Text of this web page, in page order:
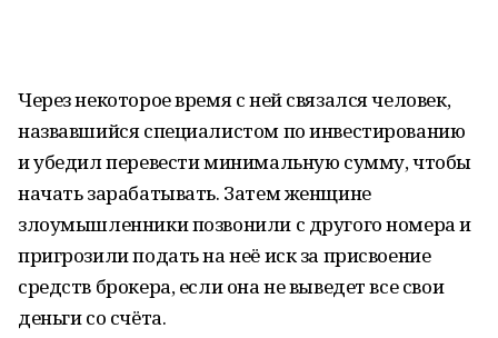
Через некоторое время с ней связался человек,
назвавшийся специалистом по инвестированию
и убедил перевести минимальную сумму, чтобы
начать зарабатывать. Затем женщине
злоумышленники позвонили с другого номера и
пригрозили подать на неё иск за присвоение
средств брокера, если она не выведет все свои
деньги со счёта.